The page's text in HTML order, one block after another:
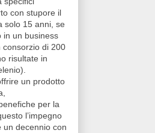
con stupore il
solo 15 anni, se
in un business
consorzio di 200
risultate in
un prodotto
per la
l’impegno
un decennio con